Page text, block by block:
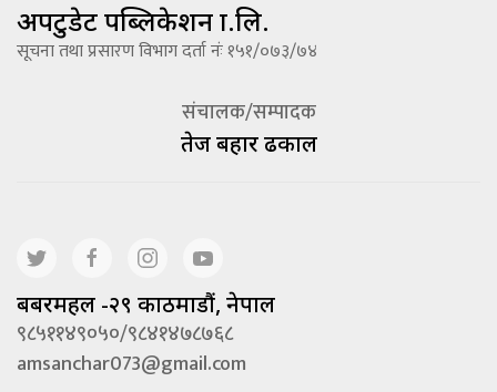
अपटुडेट पब्लिकेशन प्रा.लि.
सूचना तथा प्रसारण विभाग दर्ता नंः १५१/०७३/७४
संचालक/सम्पादक
तेज बहादूर ढकाल
बबरमहल -२९ काठमाडौं, नेपाल
९८५११४९०५०/९८४१४७८७६८
amsanchar073@gmail.com